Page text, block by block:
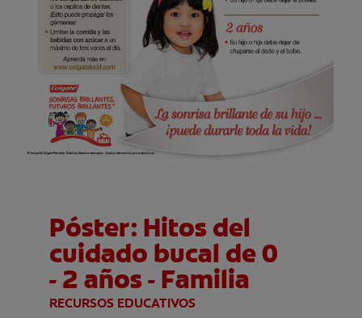
Póster: Hitos del
cuidado bucal de 0
- 2 años - Familia
RECURSOS EDUCATIVOS